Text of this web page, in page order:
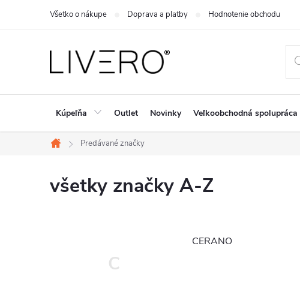
Všetko o nákupe Doprava a platby Hodnotenie obchodu
Kúpeľňa Outlet Novinky Veľkoobchodná spolupráca
Domov
Predávané značky
všetky značky A-Z
C
CERANO